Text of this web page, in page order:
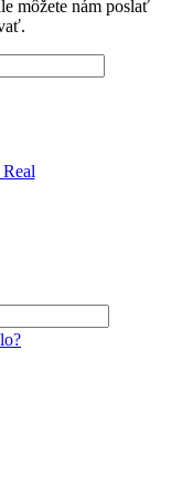
môžete nám poslať